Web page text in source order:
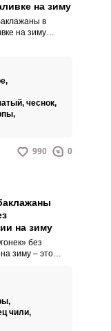
на зиму
в
на зиму
вашей
чеснок,
990 0
на зиму
без
зиму – это
Сказать, что это
ничего.
чили,